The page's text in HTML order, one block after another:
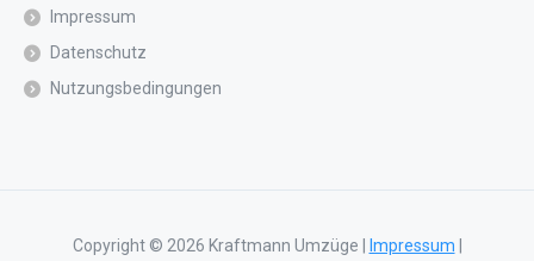
Impressum
Datenschutz
Nutzungsbedingungen
Copyright © 2026 Kraftmann Umzüge | Impressum